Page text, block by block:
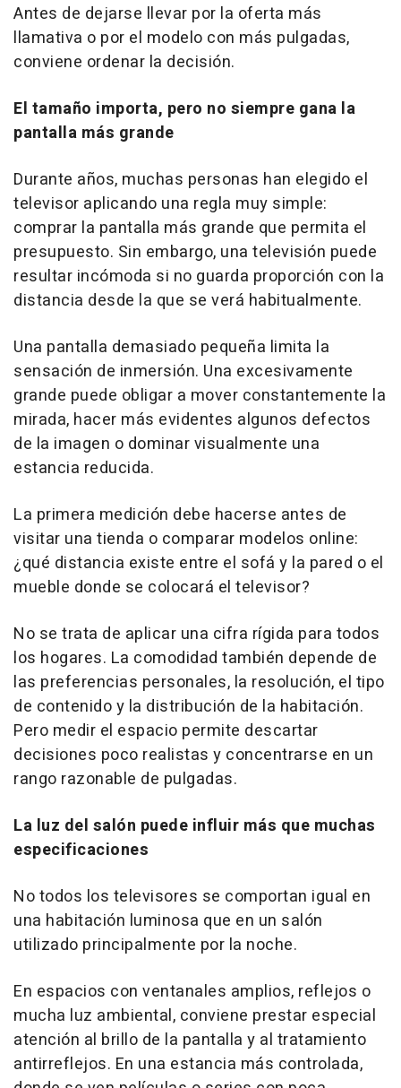
Antes de dejarse llevar por la oferta más
llamativa o por el modelo con más pulgadas,
conviene ordenar la decisión.
El tamaño importa, pero no siempre gana la
pantalla más grande
Durante años, muchas personas han elegido el
televisor aplicando una regla muy simple:
comprar la pantalla más grande que permita el
presupuesto. Sin embargo, una televisión puede
resultar incómoda si no guarda proporción con la
distancia desde la que se verá habitualmente.
Una pantalla demasiado pequeña limita la
sensación de inmersión. Una excesivamente
grande puede obligar a mover constantemente la
mirada, hacer más evidentes algunos defectos
de la imagen o dominar visualmente una
estancia reducida.
La primera medición debe hacerse antes de
visitar una tienda o comparar modelos online:
¿qué distancia existe entre el sofá y la pared o el
mueble donde se colocará el televisor?
No se trata de aplicar una cifra rígida para todos
los hogares. La comodidad también depende de
las preferencias personales, la resolución, el tipo
de contenido y la distribución de la habitación.
Pero medir el espacio permite descartar
decisiones poco realistas y concentrarse en un
rango razonable de pulgadas.
La luz del salón puede influir más que muchas
especificaciones
No todos los televisores se comportan igual en
una habitación luminosa que en un salón
utilizado principalmente por la noche.
En espacios con ventanales amplios, reflejos o
mucha luz ambiental, conviene prestar especial
atención al brillo de la pantalla y al tratamiento
antirreflejos. En una estancia más controlada,